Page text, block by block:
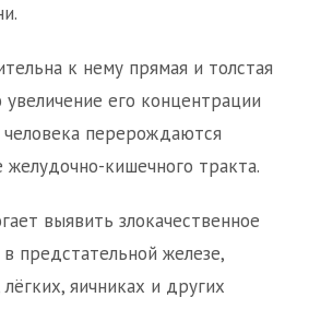
к нему прямая и толстая
его концентрации
человека перерождаются
желудочно-кишечного тракта.
выявить злокачественное
предстательной железе,
яичниках и других